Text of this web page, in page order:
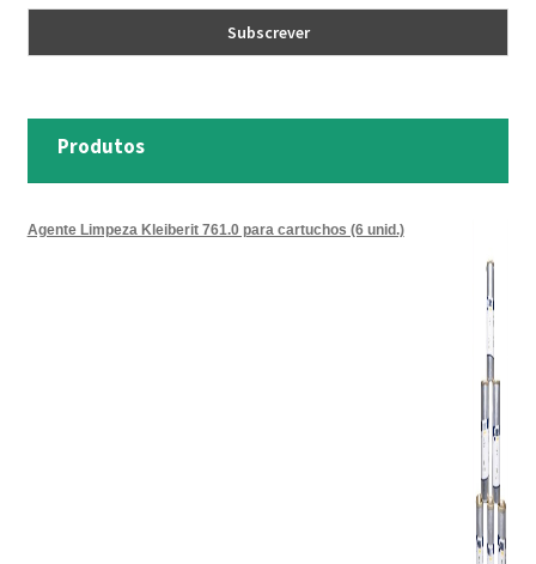
Produtos
Agente Limpeza Kleiberit 761.0 para cartuchos (6 unid.)